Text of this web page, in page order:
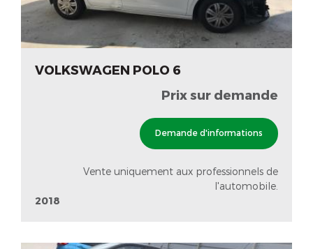
VOLKSWAGEN POLO 6
Prix sur demande
Demande d'informations
Vente uniquement aux professionnels de
l'automobile.
2018